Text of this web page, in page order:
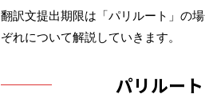
翻訳文提出期限は「パリルート」の
ぞれについて解説していきます。
パリルー